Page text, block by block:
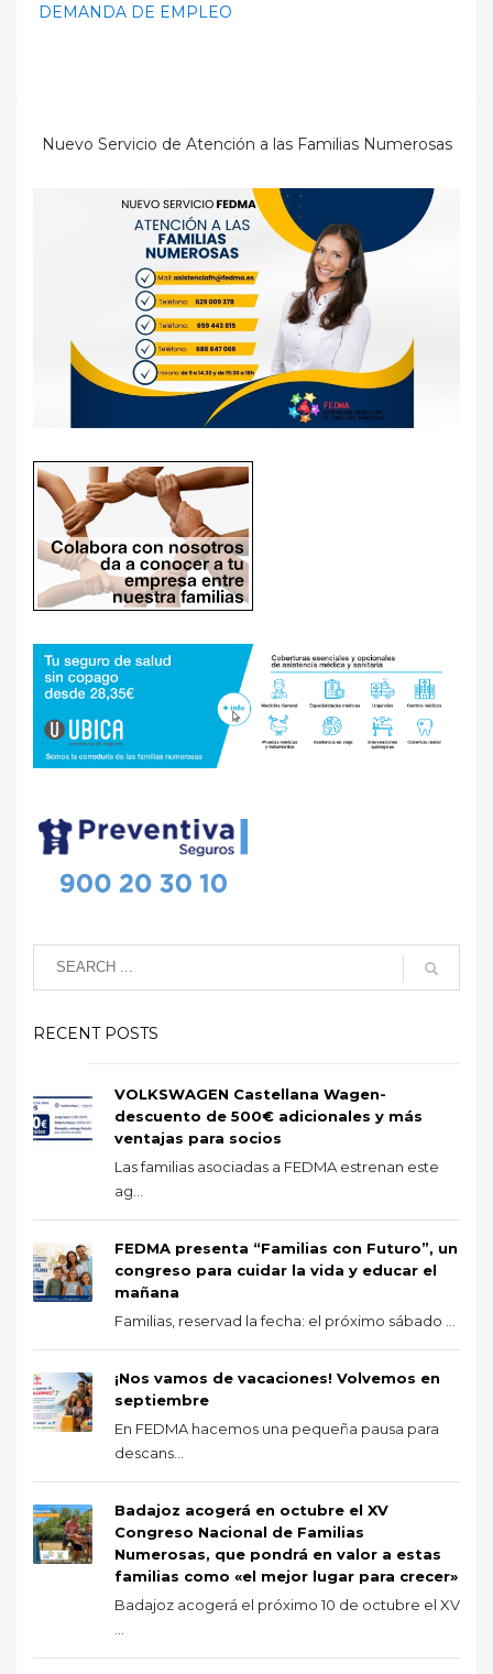
DEMANDA DE EMPLEO
Nuevo Servicio de Atención a las Familias Numerosas
RECENT POSTS
VOLKSWAGEN Castellana Wagen-
descuento de 500€ adicionales y más
ventajas para socios
Las familias asociadas a FEDMA estrenan este
ag...
FEDMA presenta “Familias con Futuro”, un
congreso para cuidar la vida y educar el
mañana
Familias, reservad la fecha: el próximo sábado ...
¡Nos vamos de vacaciones! Volvemos en
septiembre
En FEDMA hacemos una pequeña pausa para
descans...
Badajoz acogerá en octubre el XV
Congreso Nacional de Familias
Numerosas, que pondrá en valor a estas
familias como «el mejor lugar para crecer»
Badajoz acogerá el próximo 10 de octubre el XV